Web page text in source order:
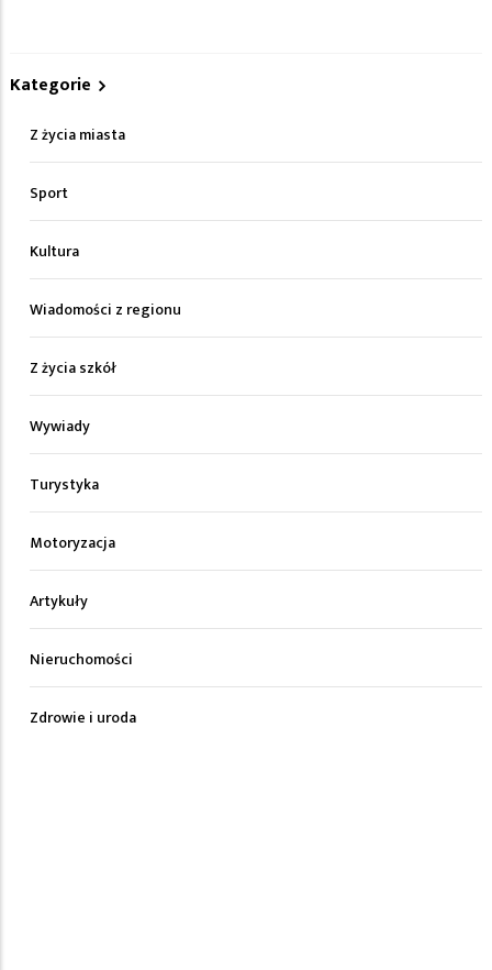
Kategorie
Z życia miasta
Sport
Kultura
Wiadomości z regionu
Z życia szkół
Wywiady
Turystyka
Motoryzacja
Artykuły
Nieruchomości
Zdrowie i uroda